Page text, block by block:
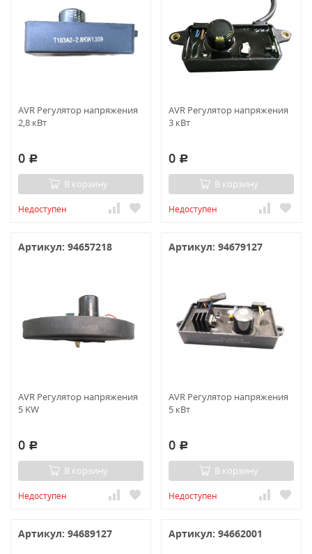
AVR Регулятор напряжения
2,8 кВт
0 Р
В корзину
Недоступен
AVR Регулятор напряжения
3 кВт
0 Р
В корзину
Недоступен
Артикул: 94657218
AVR Регулятор напряжения
5 KW
0 Р
В корзину
Недоступен
Артикул: 94679127
AVR Регулятор напряжения
5 кВт
0 Р
В корзину
Недоступен
Артикул: 94689127 Артикул: 94662001